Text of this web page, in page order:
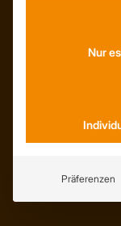
Stellenangebote
Nur
Präferenzen